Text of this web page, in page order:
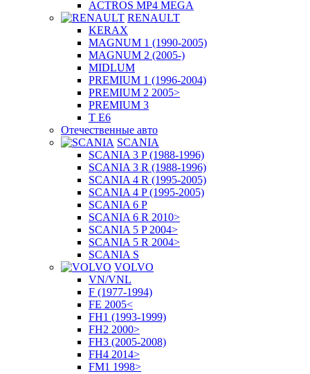
ACTROS MP4 MEGA
RENAULT
KERAX
MAGNUM 1 (1990-2005)
MAGNUM 2 (2005-)
MIDLUM
PREMIUM 1 (1996-2004)
PREMIUM 2 2005>
PREMIUM 3
T E6
Отечественные авто
SCANIA
SCANIA 3 P (1988-1996)
SCANIA 3 R (1988-1996)
SCANIA 4 R (1995-2005)
SCANIA 4 P (1995-2005)
SCANIA 6 P
SCANIA 6 R 2010>
SCANIA 5 P 2004>
SCANIA 5 R 2004>
SCANIA S
VOLVO
VN/VNL
F (1977-1994)
FE 2005<
FH1 (1993-1999)
FH2 2000>
FH3 (2005-2008)
FH4 2014>
FM1 1998>